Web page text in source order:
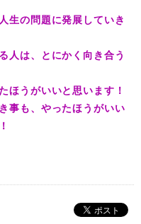
生の問題に発展していき
人は、とにかく向き合う
ほうがいいと思います！
事も、やったほうがいい